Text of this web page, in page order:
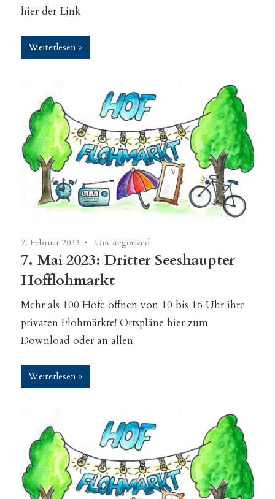
hier der Link
Weiterlesen
7. Februar 2023 Uncategorized
7. Mai 2023: Dritter Seeshaupter
Hofflohmarkt
Mehr als 100 Höfe öffnen von 10 bis 16 Uhr ihre
privaten Flohmärkte! Ortspläne hier zum
Download oder an allen
Weiterlesen